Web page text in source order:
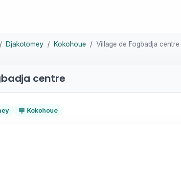
Djakotomey Kokohoue Village de Fogbadja centre
centre
Kokohoue